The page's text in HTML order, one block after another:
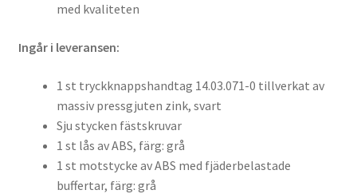
med kvaliteten
Ingår i leveransen:
1 st tryckknappshandtag 14.03.071-0 tillverkat av
massiv pressgjuten zink, svart
Sju stycken fästskruvar
1 st lås av ABS, färg: grå
1 st motstycke av ABS med fjäderbelastade
buffertar, färg: grå